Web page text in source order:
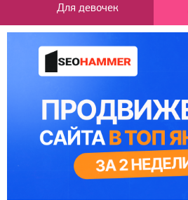
Для девочек